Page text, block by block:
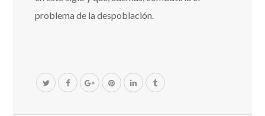
problema de la despoblación.